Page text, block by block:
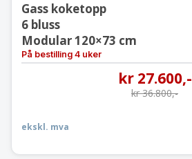
Gass koketopp
6 bluss
Modular 120×73 cm
På bestilling 4 uker
kr27.600,-
kr36.800,-
ekskl. mva